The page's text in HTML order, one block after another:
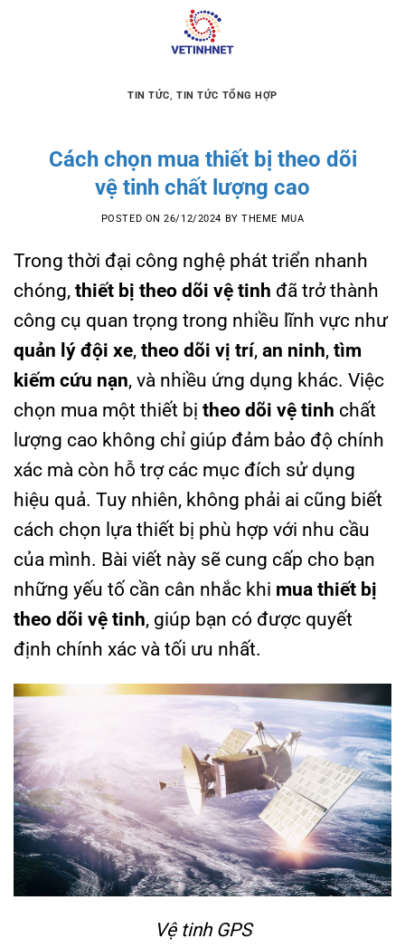
TIN TỨC,TIN TỨC TỔNG HỢP
Cách chọn mua thiết bị theo dõi
vệ tinh chất lượng cao
POSTED ON26/12/2024 BYTHEME MUA
Trong thời đại công nghệ phát triển nhanh
chóng, thiết bị theo dõi vệ tinh đã trở thành
công cụ quan trọng trong nhiều lĩnh vực như
quản lý đội xe, theo dõi vị trí, an ninh, tìm
kiếm cứu nạn, và nhiều ứng dụng khác. Việc
chọn mua một thiết bị theo dõi vệ tinh chất
lượng cao không chỉ giúp đảm bảo độ chính
xác mà còn hỗ trợ các mục đích sử dụng
hiệu quả. Tuy nhiên, không phải ai cũng biết
cách chọn lựa thiết bị phù hợp với nhu cầu
của mình. Bài viết này sẽ cung cấp cho bạn
những yếu tố cần cân nhắc khi mua thiết bị
theo dõi vệ tinh, giúp bạn có được quyết
định chính xác và tối ưu nhất.
Vệ tinh GPS